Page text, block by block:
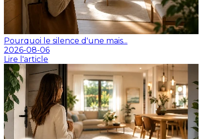
Pourquoi le silence d'une mais...
2026-08-06
Lire l'article